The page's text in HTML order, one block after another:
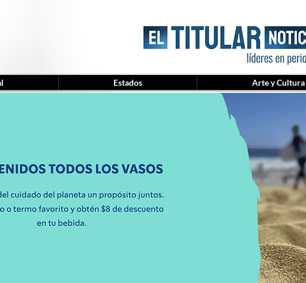
Estados Arte y Cultura